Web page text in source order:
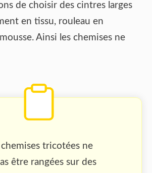
de choisir des cintres larges
en tissu, rouleau en
Ainsi les chemises ne
chemises tricotées ne
être rangées sur des